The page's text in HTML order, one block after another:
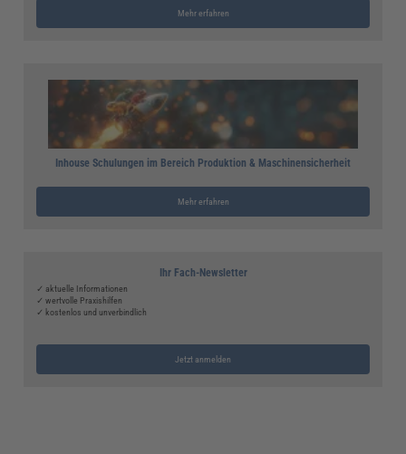
Mehr erfahren
Inhouse Schulungen im Bereich Produktion & Maschinensicherheit
Mehr erfahren
Ihr Fach-Newsletter
✓ aktuelle Informationen
✓ wertvolle Praxishilfen
✓ kostenlos und unverbindlich
Jetzt anmelden